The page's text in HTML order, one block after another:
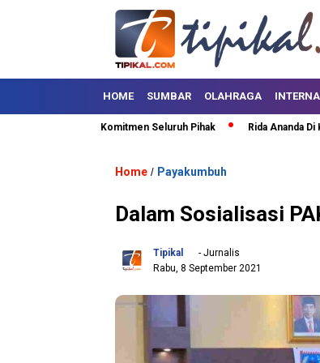
HOME SUMBAR OLAHRAGA
Minta Komitmen Seluruh Pihak Rida Ananda Di
Home / Payakumbuh
Dalam Sosialisasi
Tipikal
- Jurnalis
Rabu, 8 September 2021